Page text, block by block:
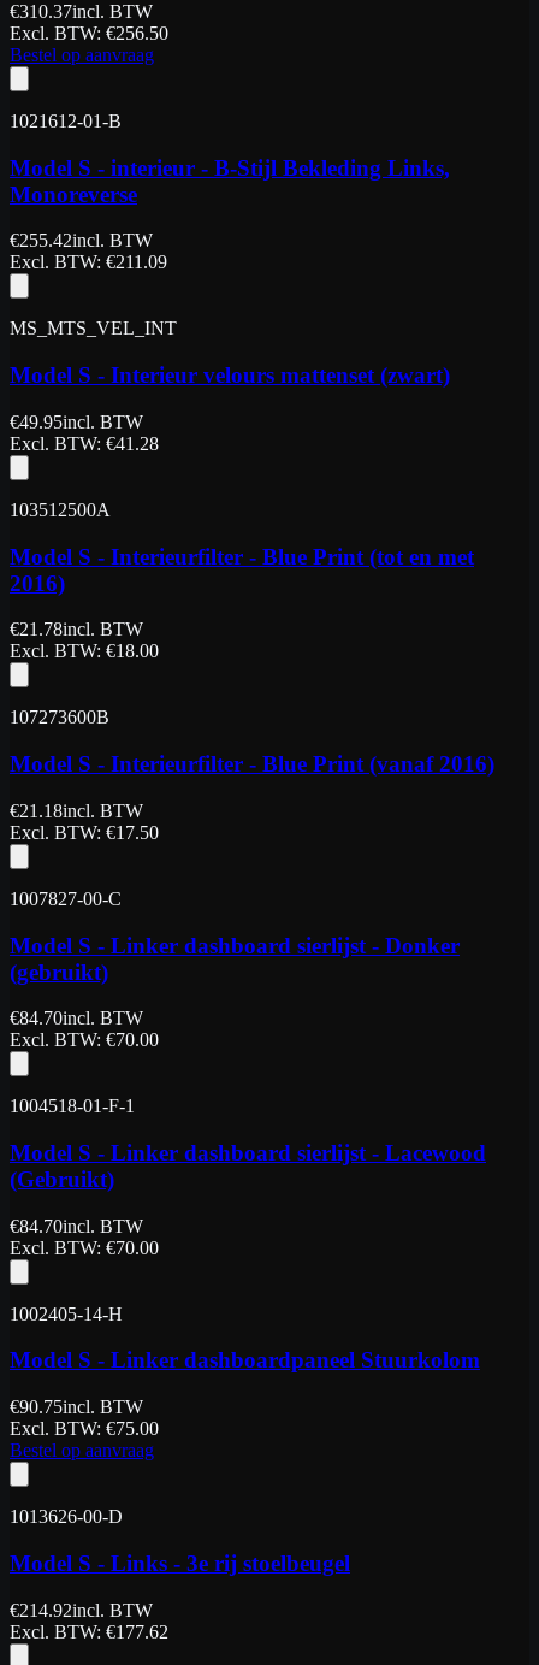
€310.37incl. BTW
Excl. BTW: €256.50
Bestel op aanvraag
1021612-01-B
Model S - interieur - B-Stijl Bekleding Links,
Monoreverse
€255.42incl. BTW
Excl. BTW: €211.09
MS_MTS_VEL_INT
Model S - Interieur velours mattenset (zwart)
€49.95incl. BTW
Excl. BTW: €41.28
103512500A
Model S - Interieurfilter - Blue Print (tot en met
2016)
€21.78incl. BTW
Excl. BTW: €18.00
107273600B
Model S - Interieurfilter - Blue Print (vanaf 2016)
€21.18incl. BTW
Excl. BTW: €17.50
1007827-00-C
Model S - Linker dashboard sierlijst - Donker
(gebruikt)
€84.70incl. BTW
Excl. BTW: €70.00
1004518-01-F-1
Model S - Linker dashboard sierlijst - Lacewood
(Gebruikt)
€84.70incl. BTW
Excl. BTW: €70.00
1002405-14-H
Model S - Linker dashboardpaneel Stuurkolom
€90.75incl. BTW
Excl. BTW: €75.00
Bestel op aanvraag
1013626-00-D
Model S - Links - 3e rij stoelbeugel
€214.92incl. BTW
Excl. BTW: €177.62